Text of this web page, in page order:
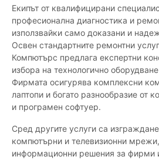
Екипът от квалифицирани
професионална диагностика и
използвайки само доказани и
Освен стандартните ремонтни
Компютърс предлага експертни
избора на технологично
Фирмата осигурява комплексни
лаптопи и богато разнообразие от
и програмен софтуер.
Сред другите услуги са
компютърни и телевизионни
информационни решения за фирми